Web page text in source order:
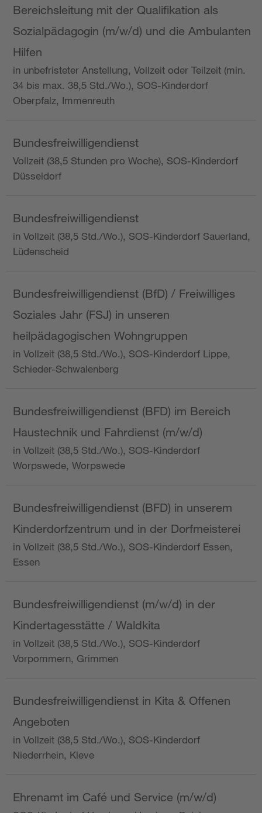
Bereichsleitung mit der Qualifikation als
Sozialpädagogin (m/w/d) und die Ambulanten
Hilfen
in unbefristeter Anstellung, Vollzeit oder Teilzeit (min.
34 bis max. 38,5 Std./Wo.), SOS-Kinderdorf
Oberpfalz, Immenreuth
Bundesfreiwilligendienst
Vollzeit (38,5 Stunden pro Woche), SOS-Kinderdorf
Düsseldorf
Bundesfreiwilligendienst
in Vollzeit (38,5 Std./Wo.), SOS-Kinderdorf Sauerland,
Lüdenscheid
Bundesfreiwilligendienst (BfD) / Freiwilliges
Soziales Jahr (FSJ) in unseren
heilpädagogischen Wohngruppen
in Vollzeit (38,5 Std./Wo.), SOS-Kinderdorf Lippe,
Schieder-Schwalenberg
Bundesfreiwilligendienst (BFD) im Bereich
Haustechnik und Fahrdienst (m/w/d)
in Vollzeit (38,5 Std./Wo.), SOS-Kinderdorf
Worpswede, Worpswede
Bundesfreiwilligendienst (BFD) in unserem
Kinderdorfzentrum und in der Dorfmeisterei
in Vollzeit (38,5 Std./Wo.), SOS-Kinderdorf Essen,
Essen
Bundesfreiwilligendienst (m/w/d) in der
Kindertagesstätte / Waldkita
in Vollzeit (38,5 Std./Wo.), SOS-Kinderdorf
Vorpommern, Grimmen
Bundesfreiwilligendienst in Kita & Offenen
Angeboten
in Vollzeit (38,5 Std./Wo.), SOS-Kinderdorf
Niederrhein, Kleve
Ehrenamt im Café und Service (m/w/d)